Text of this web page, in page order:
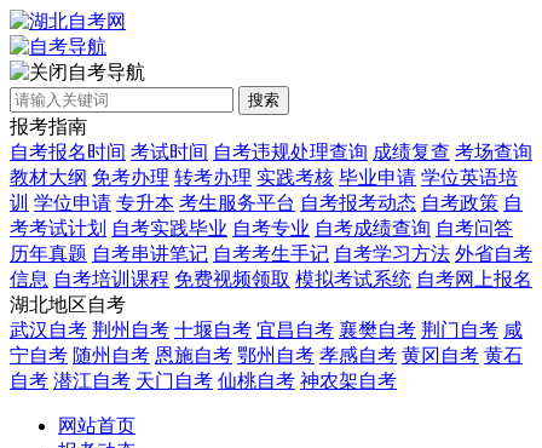
自考导航
搜索
报考指南
自考报名时间 考试时间 自考违规处理查询 成绩复查 考场查询
教材大纲 免考办理 转考办理 实践考核 毕业申请 学位英语培
训 学位申请 专升本 考生服务平台 自考报考动态 自考政策 自
考考试计划 自考实践毕业 自考专业 自考成绩查询 自考问答
历年真题 自考串讲笔记 自考考生手记 自考学习方法 外省自考
信息 自考培训课程 免费视频领取 模拟考试系统 自考网上报名
湖北地区自考
武汉自考 荆州自考 十堰自考 宜昌自考 襄樊自考 荆门自考 咸
宁自考 随州自考 恩施自考 鄂州自考 孝感自考 黄冈自考 黄石
自考 潜江自考 天门自考 仙桃自考 神农架自考
网站首页